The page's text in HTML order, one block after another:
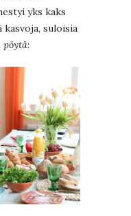
yks kaks
suloisia
: